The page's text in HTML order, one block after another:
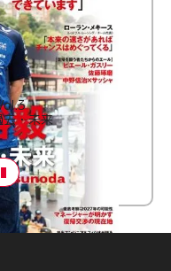
・未来